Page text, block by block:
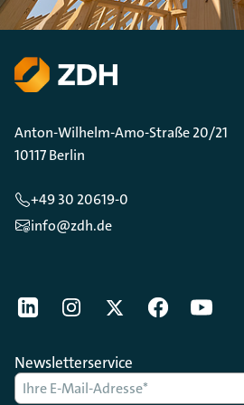
Anton-Wilhelm-Amo-Straße 20/21
10117 Berlin
+49 30 20619-0
info@zdh.de
[Der ZDH in den Sozialen Netzwerken]
LinkedIninstagramTwitterFacebookYoutube
Newsletterservice